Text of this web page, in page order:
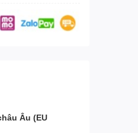
Âu (EU